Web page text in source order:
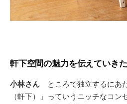
軒下空間の魅力を伝えていきた
小林さん ところで独立するにあ
（軒下）」っていうニッチなコ